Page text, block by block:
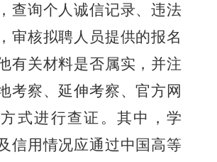
查询个人诚信记录、违法
审核拟聘人员提供的报名
有关材料是否属实，并注
考察、延伸考察、官方网
式进行查证。其中，学
信用情况应通过中国高等